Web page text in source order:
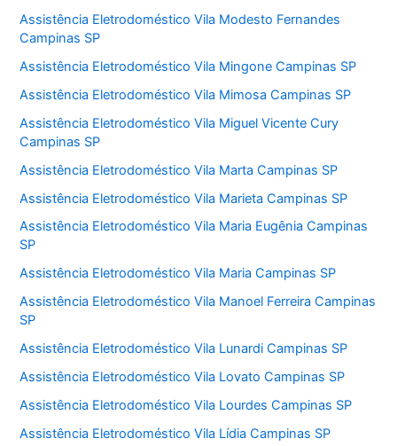
Assistência Eletrodoméstico Vila Modesto Fernandes
Campinas SP
Assistência Eletrodoméstico Vila Mingone Campinas SP
Assistência Eletrodoméstico Vila Mimosa Campinas SP
Assistência Eletrodoméstico Vila Miguel Vicente Cury
Campinas SP
Assistência Eletrodoméstico Vila Marta Campinas SP
Assistência Eletrodoméstico Vila Marieta Campinas SP
Assistência Eletrodoméstico Vila Maria Eugênia Campinas
SP
Assistência Eletrodoméstico Vila Maria Campinas SP
Assistência Eletrodoméstico Vila Manoel Ferreira Campinas
SP
Assistência Eletrodoméstico Vila Lunardi Campinas SP
Assistência Eletrodoméstico Vila Lovato Campinas SP
Assistência Eletrodoméstico Vila Lourdes Campinas SP
Assistência Eletrodoméstico Vila Lídia Campinas SP